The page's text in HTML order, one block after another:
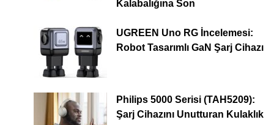
Kalabalığına Son
UGREEN Uno RG İncelemesi:
Robot Tasarımlı GaN Şarj Cihazı
Philips 5000 Serisi (TAH5209):
Şarj Cihazını Unutturan Kulaklık